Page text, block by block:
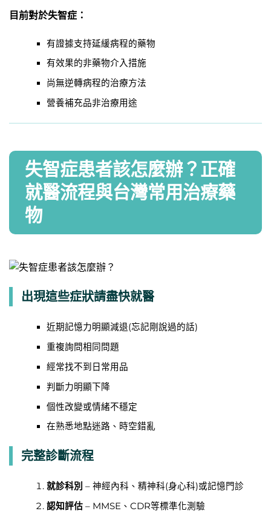
目前對於失智症：
有證據支持延緩病程的藥物
有效果的非藥物介入措施
尚無逆轉病程的治療方法
營養補充品非治療用途
失智症患者該怎麼辦？正確
就醫流程與台灣常用治療藥
物
出現這些症狀請盡快就醫
近期記憶力明顯減退(忘記剛說過的話)
重複詢問相同問題
經常找不到日常用品
判斷力明顯下降
個性改變或情緒不穩定
在熟悉地點迷路、時空錯亂
完整診斷流程
就診科別 – 神經內科、精神科(身心科)或記憶門診
認知評估– MMSE、CDR等標準化測驗